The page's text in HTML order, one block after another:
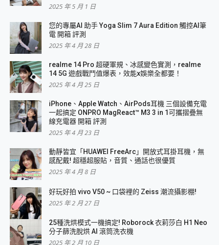
2025 年 5 月 1 日
您的專屬AI 助手 Yoga Slim 7 Aura Edition 觸控AI筆
電 開箱 評測
2025 年 4 月 28 日
realme 14 Pro 超硬軍規、冰感變色實測，realme
14 5G 遊戲戰鬥值爆表，效能x娛樂全都要！
2025 年 4 月 25 日
iPhone、Apple Watch、AirPods耳機 三個設備充電
一起搞定 ONPRO MagReact™ M3 3 in 1可攜摺疊無
線充電器 開箱 評測
2025 年 4 月 23 日
動靜皆宜「HUAWEI FreeArc」開放式耳掛耳機，無
感配戴! 超穩超服貼，音質、通話也很優質
2025 年 4 月 8 日
好玩好拍 vivo V50 ~ 口袋裡的 Zeiss 潮流攝影棚!
2025 年 2 月 27 日
25種洗烘模式一機搞定! Roborock 衣莉莎白 H1 Neo
分子篩洗脫烘 AI 滾筒洗衣機
2025 年 2 月 10 日